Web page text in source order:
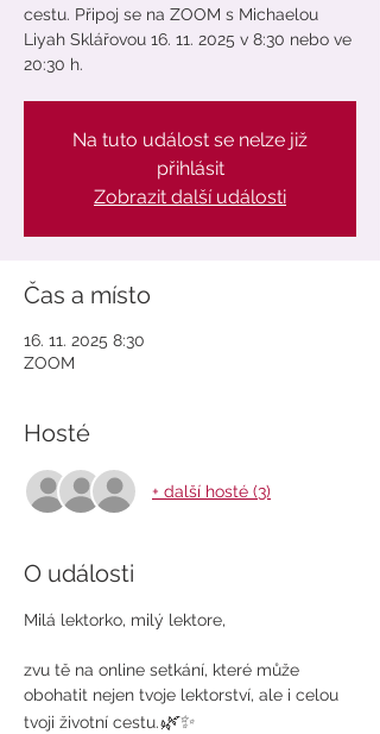
cestu. Připoj se na ZOOM s Michaelou
Liyah Sklářovou 16. 11. 2025 v 8:30 nebo ve
20:30 h.
Na tuto událost se nelze již
přihlásit
Zobrazit další události
Čas a místo
16. 11. 2025 8:30
ZOOM
Hosté
+ další hosté (3)
O události
Milá lektorko, milý lektore,
zvu tě na online setkání, které může
obohatit nejen tvoje lektorství, ale i celou
tvoji životní cestu.🌿✨